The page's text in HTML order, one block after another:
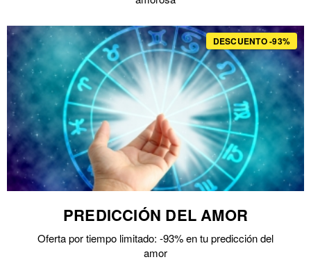
DESCUENTO -93%
PREDICCIÓN DEL AMOR
Oferta por tiempo limitado: -93% en tu predicción del
amor